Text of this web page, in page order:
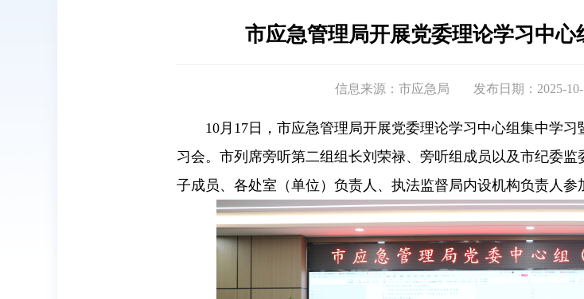
市应急管理局开展党委理论学习中
信息来源：市应急局 发布日期：2025-
10月17日，市应急管理局开展党委理论学习中心组集中学
习会。市列席旁听第二组组长刘荣禄、旁听组成员以及市纪委
子成员、各处室（单位）负责人、执法监督局内设机构负责人参